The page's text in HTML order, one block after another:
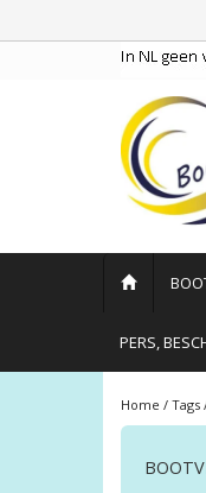
PERS,
Home / Tags